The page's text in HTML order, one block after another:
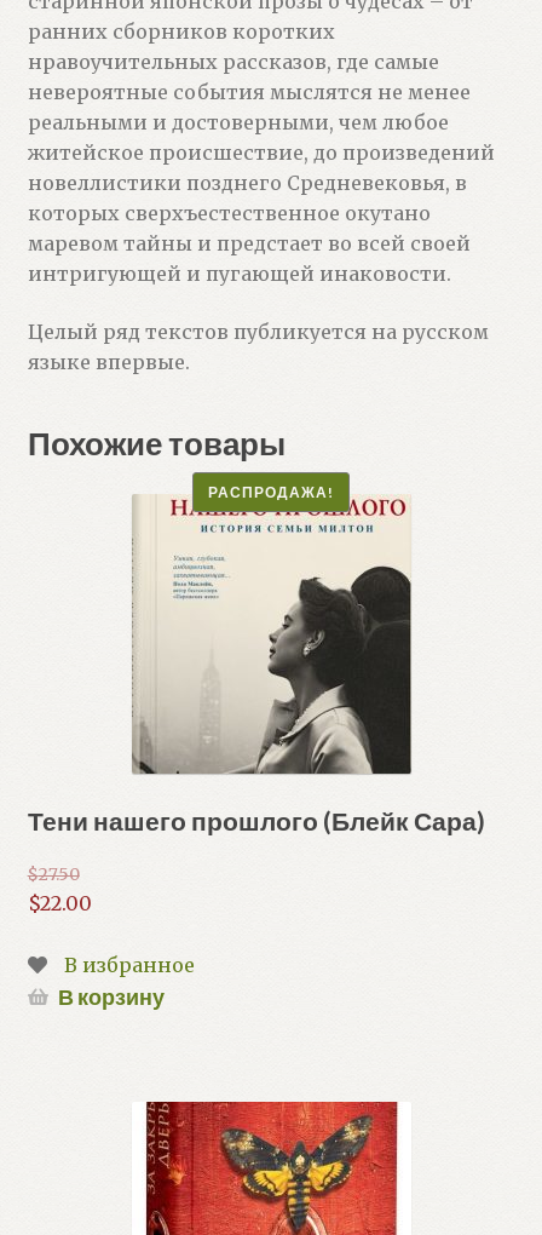
ранних сборников коротких
нравоучительных рассказов, где самые
невероятные события мыслятся не менее
реальными и достоверными, чем любое
житейское происшествие, до произведений
новеллистики позднего Средневековья, в
которых сверхъестественное окутано
маревом тайны и предстает во всей своей
интригующей и пугающей инаковости.
Целый ряд текстов публикуется на русском
языке впервые.
Похожие товары
Тени нашего прошлого (Блейк Сара)
РАСПРОДАЖА!
$27.50
Первоначальная
составляла
$27.50.
$22.00
цена:
$22.00.
В избранное
В корзину